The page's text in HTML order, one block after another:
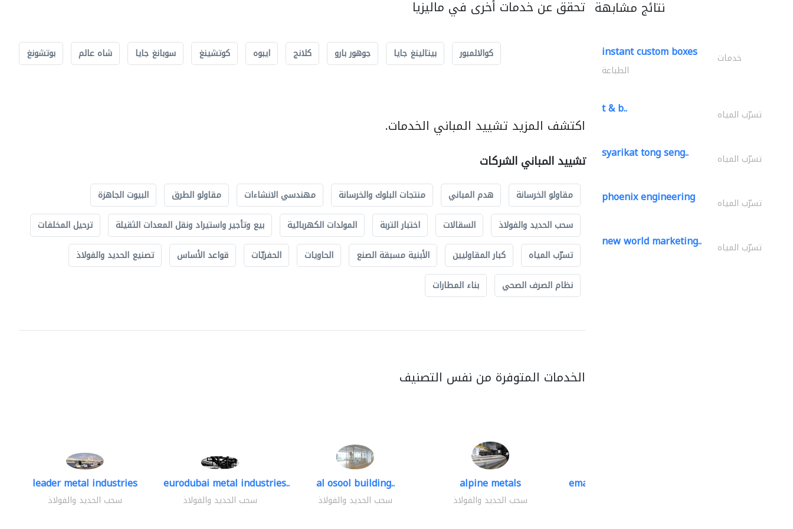
تحقق عن خدمات أخرى في ماليزيا
كوالالمبور بيتالينغ جايا جوهور بارو كلانج ايبوه كوتشينغ سوبانغ جايا شاه عالم بوتشونغ
اكتشف المزيد تشييد المباني الخدمات.
تشييد المباني الشركات
مقاولو الخرسانة هدم المباني منتجات البلوك والخرسانة مهندسي الانشاءات مقاولو الطرق
البيوت الجاهزة
سحب الحديد والفولاذ
السقالات اختبار التربة المولدات الكهربائية بيع وتأجير واستيراد ونقل المعدات الثقيلة
ترحيل المخلفات
تسرّب المياه
كبار المقاوليين الأبنية مسبقة الصنع الحاويات الحفريّات قواعد الأساس
تصنيع الحديد والفولاذ
نظام الصرف الصحي
بناء المطارات
الخدمات المتوفرة من نفس التصنيف
leader metal industries
سحب الحديد والفولاذ
eurodubai metal industries..
سحب الحديد والفولاذ
al osool building..
سحب الحديد والفولاذ
alpine metals
سحب الحديد والفولاذ
emanco constructions contracting
نتائج مشابهة
instant custom boxes خدمات
الطباعة
t & b.. تسرّب المياه
syarikat tong seng.. تسرّب المياه
phoenix engineering تسرّب المياه
new world marketing.. تسرّب المياه